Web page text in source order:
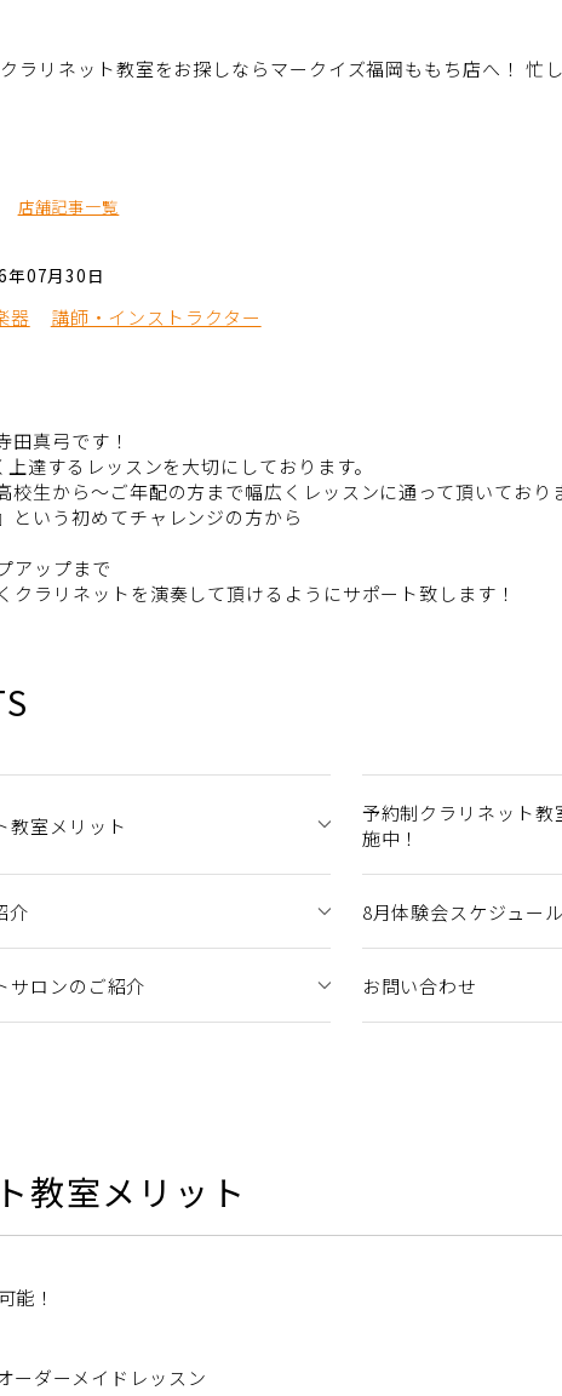
ラリネット教室をお探しならマークイズ福岡ももち店へ！
店舗記事一覧
年07月30日
器 講師・インストラクター
田真弓です！
達するレッスンを大切にしております。
生から～ご年配の方まで幅広くレッスンに通って頂いており
いう初めてチャレンジの方から
アップまで
クラリネットを演奏して頂けるようにサポート致します！
教室メリット
予約制クラリネット
施中！
介 8月体験会スケジュール
サロンのご紹介 お問い合わせ
教室メリット
能！
ーダーメイドレッスン